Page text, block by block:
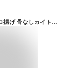
凧 カイト ポケットカイト 凧上げ 紙鳶 凧揚げ タコ揚げ 骨なしカイト 携帯凧 Pocketkite 骨なし 折り畳み 折りたたみ ポケットサイズ 軽量 軽い 持ち運び 凧あげ 外遊び アウトドア キッズ 子供 おもちゃ 玩具